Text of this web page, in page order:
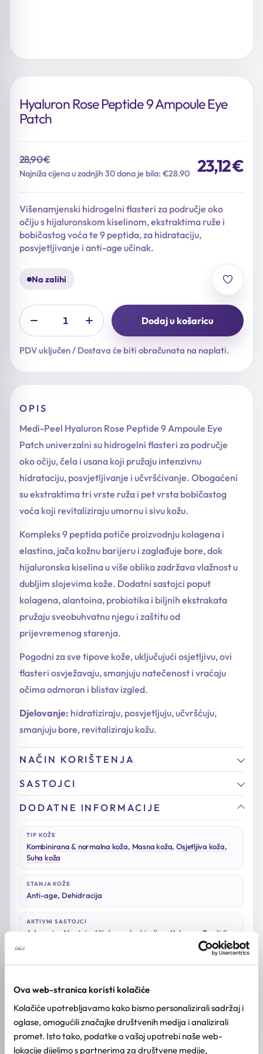
Ova web-stranica koristi kolačiće
Kolačiće upotrebljavamo kako bismo personalizirali sadržaj i
oglase, omogućili značajke društvenih medija i analizirali
promet. Isto tako, podatke o vašoj upotrebi naše web-
lokacije dijelimo s partnerima za društvene medije,
Hyaluron Rose Peptide 9 Ampoule Eye
Patch
28,90€
Najniža cijena u zadnjih 30 dana je bila: €28.90
Izvorna
je:
28,90 €.
23,12€
Trenutna
23,12 €.
Višenamjenski hidrogelni flasteri za područje oko
očiju s hijaluronskom kiselinom, ekstraktima ruže i
bobičastog voća te 9 peptida, za hidrataciju,
posvjetljivanje i anti-age učinak.
Na zalihi
Dodaj u košaricu
PDV uključen / Dostava će biti obračunata na naplati.
OPIS
Medi-Peel Hyaluron Rose Peptide 9 Ampoule Eye
Patch univerzalni su hidrogelni flasteri za područje
oko očiju, čela i usana koji pružaju intenzivnu
hidrataciju, posvjetljivanje i učvršćivanje. Obogaćeni
su ekstraktima tri vrste ruža i pet vrsta bobičastog
voća koji revitaliziraju umornu i sivu kožu.
Kompleks 9 peptida potiče proizvodnju kolagena i
elastina, jača kožnu barijeru i zaglađuje bore, dok
hijaluronska kiselina u više oblika zadržava vlažnost u
dubljim slojevima kože. Dodatni sastojci poput
kolagena, alantoina, probiotika i biljnih ekstrakata
pružaju sveobuhvatnu njegu i zaštitu od
prijevremenog starenja.
Pogodni za sve tipove kože, uključujući osjetljivu, ovi
flasteri osvježavaju, smanjuju natečenost i vraćaju
očima odmoran i blistav izgled.
Djelovanje: hidratiziraju, posvjetljuju, učvršćuju,
smanjuju bore, revitaliziraju kožu.
NAČIN KORIŠTENJA
SASTOJCI
DODATNE INFORMACIJE
TIP KOŽE
Kombinirana & normalna koža, Masna koža,Osjetljiva koža,
Suha koža
STANJA KOŽE
Anti-age, Dehidracija
AKTIVNI SASTOJCI
Adenozin, Alantoin, Hijaluronska kiselina, Kolagen, Peptidi,
KOLIČINA
60kom